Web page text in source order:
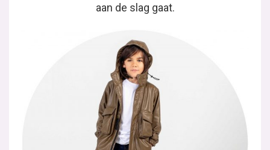
aan de slag gaat.